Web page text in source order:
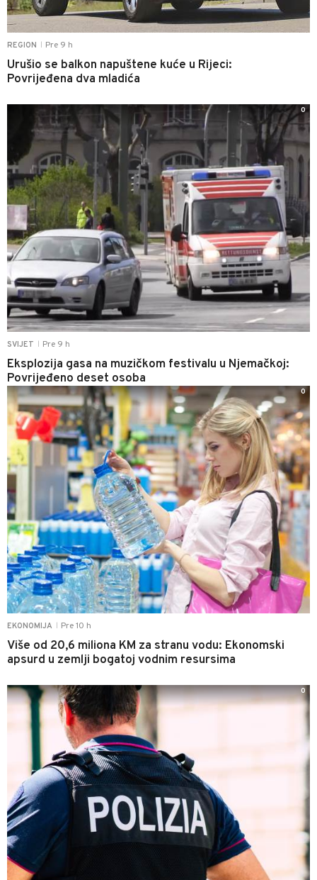
REGION Pre 9 h
Urušio se balkon napuštene kuće u Rijeci:
Povrijeđena dva mladića
SVIJET Pre 9 h
Eksplozija gasa na muzičkom festivalu u Njemačkoj:
Povrijeđeno deset osoba
0
EKONOMIJA Pre 10 h
Više od 20,6 miliona KM za stranu vodu: Ekonomski
apsurd u zemlji bogatoj vodnim resursima
0
0